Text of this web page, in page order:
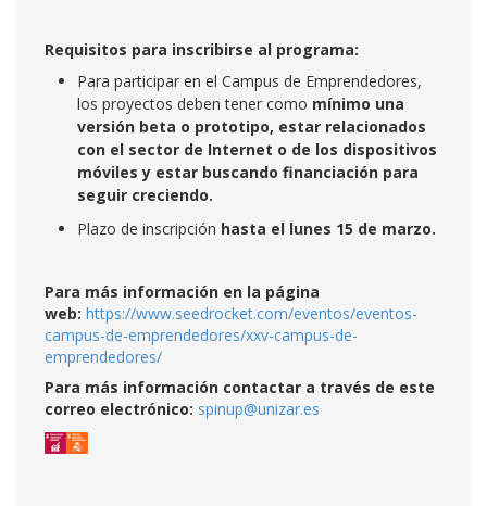
Requisitos para inscribirse al programa:
Para participar en el Campus de Emprendedores,
los proyectos deben tener como mínimo una
versión beta o prototipo, estar relacionados
con el sector de Internet o de los dispositivos
móviles y estar buscando financiación para
seguir creciendo.
Plazo de inscripción hasta el lunes 15 de marzo.
Para más información en la página
web: https://www.seedrocket.com/eventos/eventos-
campus-de-emprendedores/xxv-campus-de-
emprendedores/
Para más información contactar a través de este
correo electrónico: spinup@unizar.es